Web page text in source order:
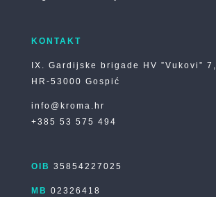
KONTAKT
IX. Gardijske brigade HV ”Vukovi” 7,
HR-53000 Gospić
info@kroma.hr
+385 53 575 494
OIB 35854227025
MB 02326418